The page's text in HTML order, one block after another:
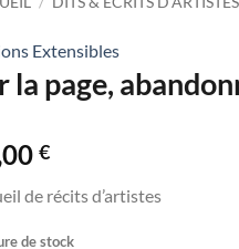
Extensibles
la page,
€
de récits d’artistes
de stock